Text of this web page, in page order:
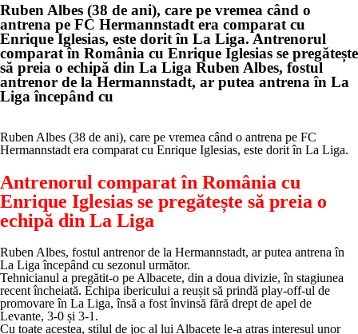
Ruben Albes (38 de ani), care pe vremea când o
antrena pe FC Hermannstadt era comparat cu
Enrique Iglesias, este dorit în La Liga. Antrenorul
comparat în România cu Enrique Iglesias se pregătește
să preia o echipă din La Liga Ruben Albes, fostul
antrenor de la Hermannstadt, ar putea antrena în La
Liga începând cu
Ruben Albes (38 de ani), care pe vremea când o antrena pe FC
Hermannstadt era comparat cu Enrique Iglesias, este dorit în La Liga.
Antrenorul comparat în România cu
Enrique Iglesias se pregătește să preia o
echipă din La Liga
Ruben Albes, fostul antrenor de la Hermannstadt, ar putea antrena în
La Liga începând cu sezonul următor.
Tehnicianul a pregătit-o pe Albacete, din a doua divizie, în stagiunea
recent încheiată. Echipa ibericului a reușit să prindă play-off-ul de
promovare în La Liga, însă a fost învinsă fără drept de apel de
Levante, 3-0 și 3-1.
Cu toate acestea, stilul de joc al lui Albacete le-a atras interesul unor